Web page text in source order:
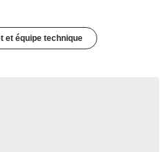
et équipe technique